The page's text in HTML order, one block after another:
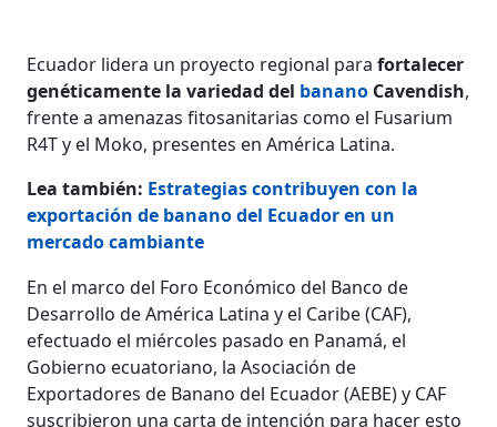
Ecuador lidera un proyecto regional parafortalecer
genéticamente la variedad del banano Cavendish,
frente a amenazas fitosanitarias como el Fusarium
R4T y el Moko, presentes en América Latina.
Lea también: Estrategias contribuyen con la
exportación de banano del Ecuador en un
mercado cambiante
En el marco del Foro Económico del Banco de
Desarrollo de América Latina y el Caribe (CAF),
efectuado el miércoles pasado en Panamá, el
Gobierno ecuatoriano, la Asociación de
Exportadores de Banano del Ecuador (AEBE) y CAF
suscribieron una carta de intención para hacer esto